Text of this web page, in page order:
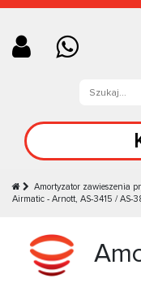
Amortyzator zawieszenia
Airmatic - Arnott, AS-3415 / AS-